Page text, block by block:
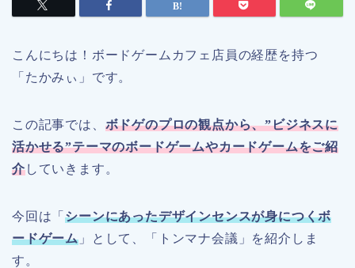
こんにちは！ボードゲームカフェ店員の経歴を持つ
「たかみぃ」です。
この記事では、 ボドゲのプロの観点から、”ビジネスに
活かせる”テーマのボードゲームやカードゲームをご紹
介していきます。
今回は「シーンにあったデザインセンスが身につくボ
ードゲーム 」として、「トンマナ会議」を紹介しま
す。